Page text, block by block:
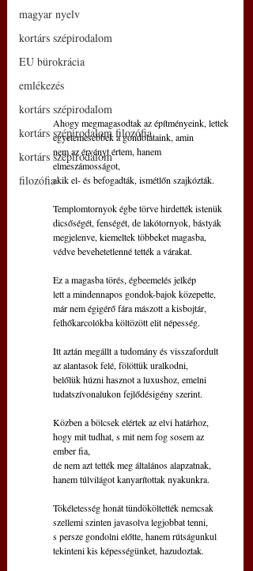
magyar nyelv
kortárs szépirodalom
EU bürokrácia
emlékezés
kortárs szépirodalom
kortárs szépirodalom filozófia
kortárs szépirodalom
filozófia
Ahogy megmagasodtak az építményeink, lettek
egyetemesebbek a gondolataink, amin
nem az érvényt értem, hanem
elmeszámosságot,
akik el- és befogadták, ismétlőn szajkózták.
Templomtornyok égbe törve hirdették istenük
dicsőségét, fenségét, de lakótornyok, bástyák
megjelenve, kiemeltek többeket magasba,
védve bevehetetlenné tették a várakat.
Ez a magasba törés, égbeemelés jelkép
lett a mindennapos gondok-bajok közepette,
már nem égigérő fára mászott a kisbojtár,
felhőkarcolókba költözött elit népesség.
Itt aztán megállt a tudomány és visszafordult
az alantasok felé, fölöttük uralkodni,
belőlük húzni hasznot a luxushoz, emelni
tudatszívonalukon fejlődésigény szerint.
Közben a bölcsek elértek az elvi határhoz,
hogy mit tudhat, s mit nem fog sosem az
ember fia,
de nem azt tették meg általános alapzatnak,
hanem túlvilágot kanyarítottak nyakunkra.
Tökéletesség honát tündököltették nemcsak
szellemi szinten javasolva legjobbat tenni,
s persze gondolni előtte, hanem rútságunkul
tekinteni kis képességünket, hazudoztak.